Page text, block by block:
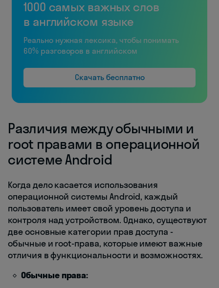
1000 самых важных слов
в английском языке
Реально нужная лексика, чтобы понимать
60% разговоров в английском
Скачать бесплатно
Различия между обычными и
root правами в операционной
системе Android
Когда дело касается использования
операционной системы Android, каждый
пользователь имеет свой уровень доступа и
контроля над устройством. Однако, существуют
две основные категории прав доступа -
обычные и root-права, которые имеют важные
отличия в функциональности и возможностях.
Обычные права: